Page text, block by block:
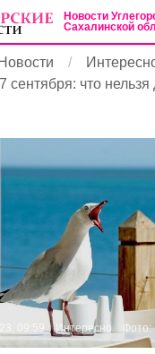
Новости
Сахалинской
Новости
сентября: что нельзя
09:59 Интересно Фото: